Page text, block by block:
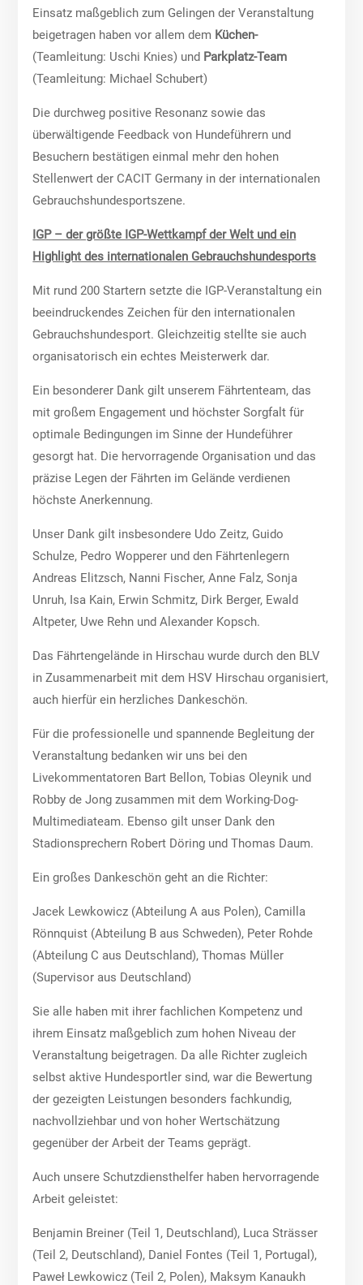
Einsatz maßgeblich zum Gelingen der Veranstaltung
beigetragen haben vor allem dem Küchen-
(Teamleitung: Uschi Knies) und Parkplatz-Team
(Teamleitung: Michael Schubert)
Die durchweg positive Resonanz sowie das
überwältigende Feedback von Hundeführern und
Besuchern bestätigen einmal mehr den hohen
Stellenwert der CACIT Germany in der internationalen
Gebrauchshundesportszene.
IGP – der größte IGP-Wettkampf der Welt und ein
Highlight des internationalen Gebrauchshundesports
Mit rund 200 Startern setzte die IGP-Veranstaltung ein
beeindruckendes Zeichen für den internationalen
Gebrauchshundesport. Gleichzeitig stellte sie auch
organisatorisch ein echtes Meisterwerk dar.
Ein besonderer Dank gilt unserem Fährtenteam, das
mit großem Engagement und höchster Sorgfalt für
optimale Bedingungen im Sinne der Hundeführer
gesorgt hat. Die hervorragende Organisation und das
präzise Legen der Fährten im Gelände verdienen
höchste Anerkennung.
Unser Dank gilt insbesondere Udo Zeitz, Guido
Schulze, Pedro Wopperer und den Fährtenlegern
Andreas Elitzsch, Nanni Fischer, Anne Falz, Sonja
Unruh, Isa Kain, Erwin Schmitz, Dirk Berger, Ewald
Altpeter, Uwe Rehn und Alexander Kopsch.
Das Fährtengelände in Hirschau wurde durch den BLV
in Zusammenarbeit mit dem HSV Hirschau organisiert,
auch hierfür ein herzliches Dankeschön.
Für die professionelle und spannende Begleitung der
Veranstaltung bedanken wir uns bei den
Livekommentatoren Bart Bellon, Tobias Oleynik und
Robby de Jong zusammen mit dem Working-Dog-
Multimediateam. Ebenso gilt unser Dank den
Stadionsprechern Robert Döring und Thomas Daum.
Ein großes Dankeschön geht an die Richter:
Jacek Lewkowicz (Abteilung A aus Polen), Camilla
Rönnquist (Abteilung B aus Schweden), Peter Rohde
(Abteilung C aus Deutschland), Thomas Müller
(Supervisor aus Deutschland)
Sie alle haben mit ihrer fachlichen Kompetenz und
ihrem Einsatz maßgeblich zum hohen Niveau der
Veranstaltung beigetragen. Da alle Richter zugleich
selbst aktive Hundesportler sind, war die Bewertung
der gezeigten Leistungen besonders fachkundig,
nachvollziehbar und von hoher Wertschätzung
gegenüber der Arbeit der Teams geprägt.
Auch unsere Schutzdiensthelfer haben hervorragende
Arbeit geleistet:
Benjamin Breiner (Teil 1, Deutschland), Luca Strässer
(Teil 2, Deutschland), Daniel Fontes (Teil 1, Portugal),
Paweł Lewkowicz (Teil 2, Polen), Maksym Kanaukh